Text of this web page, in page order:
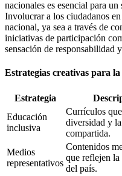
nacionales es esencial para
Involucrar a los ciudadanos
nacional, ya sea a través de
iniciativas de participación
sensación de responsabilidad
Estrategias creativas para
Estrategia
Educación
inclusiva
Currículos
diversidad y
compartida.
Medios
representativos
Contenidos
que reflejen la
del país.